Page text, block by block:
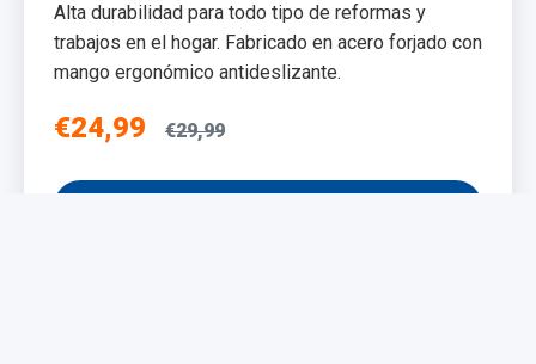
Alta durabilidad para todo tipo de reformas y
trabajos en el hogar. Fabricado en acero forjado con
mango ergonómico antideslizante.
€24,99 €29,99